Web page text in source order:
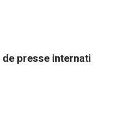
de presse internati